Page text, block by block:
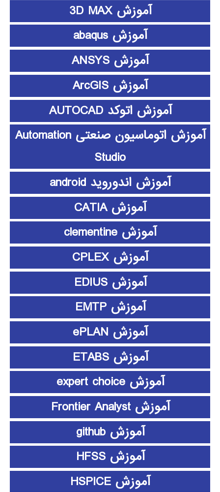
آموزش 3D MAX
آموزش abaqus
آموزش ANSYS
آموزش ArcGIS
آموزش اتوکد AUTOCAD
آموزش اتوماسیون صنعتی Automation
Studio
آموزش اندوروید android
آموزش CATIA
آموزش clementine
آموزش CPLEX
آموزش EDIUS
آموزش EMTP
آموزش ePLAN
آموزش ETABS
آموزش expert choice
آموزش Frontier Analyst
آموزش github
آموزش HFSS
آموزش HSPICE